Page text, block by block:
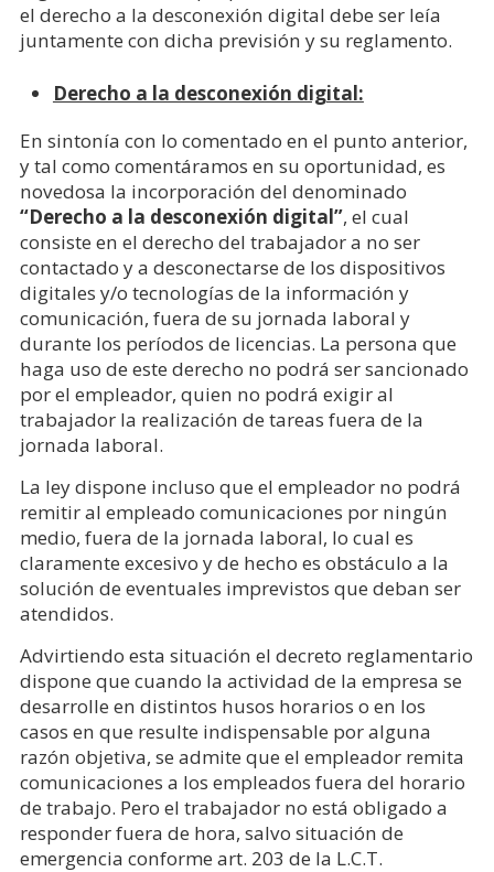
el derecho a la desconexión digital debe ser leía
juntamente con dicha previsión y su reglamento.
Derecho a la desconexión digital:
En sintonía con lo comentado en el punto anterior,
y tal como comentáramos en su oportunidad, es
novedosa la incorporación del denominado
“Derecho a la desconexión digital”, el cual
consiste en el derecho del trabajador a no ser
contactado y a desconectarse de los dispositivos
digitales y/o tecnologías de la información y
comunicación, fuera de su jornada laboral y
durante los períodos de licencias. La persona que
haga uso de este derecho no podrá ser sancionado
por el empleador, quien no podrá exigir al
trabajador la realización de tareas fuera de la
jornada laboral.
La ley dispone incluso que el empleador no podrá
remitir al empleado comunicaciones por ningún
medio, fuera de la jornada laboral, lo cual es
claramente excesivo y de hecho es obstáculo a la
solución de eventuales imprevistos que deban ser
atendidos.
Advirtiendo esta situación el decreto reglamentario
dispone que cuando la actividad de la empresa se
desarrolle en distintos husos horarios o en los
casos en que resulte indispensable por alguna
razón objetiva, se admite que el empleador remita
comunicaciones a los empleados fuera del horario
de trabajo. Pero el trabajador no está obligado a
responder fuera de hora, salvo situación de
emergencia conforme art. 203 de la L.C.T.